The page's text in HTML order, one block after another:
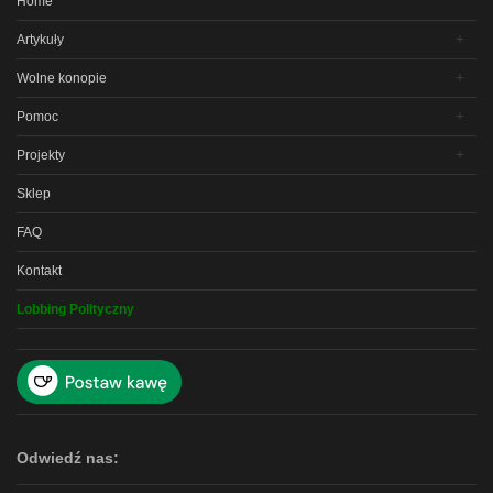
Artykuły
Wolne konopie
Pomoc
Projekty
Sklep
FAQ
Kontakt
Lobbing Polityczny
Odwiedź nas: